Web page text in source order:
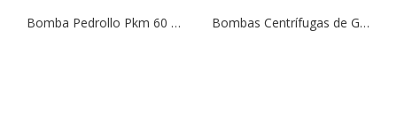
Bomba Pedrollo Pkm 60 0.5 hp 220v 1×1 Bombas Centrífugas de Gran Caudal (Riego Tendido) SCF2 300T | 3,0 HP | 220 V.